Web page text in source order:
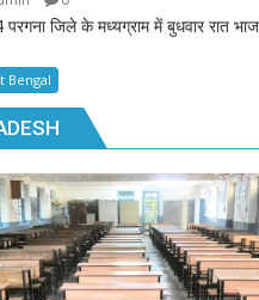
जिले के मध्यग्राम में बुधवार रात
Bengal